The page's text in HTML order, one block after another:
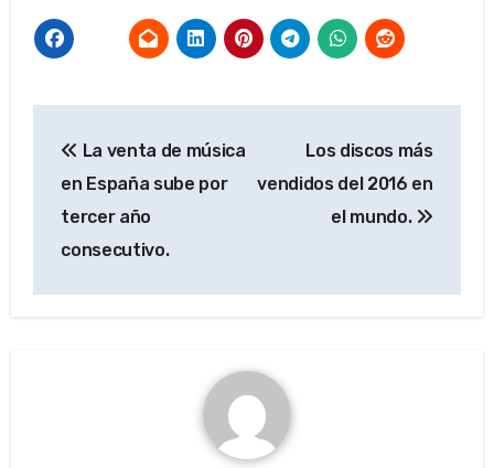
de
entradas
La venta de música
en España sube por
tercer año
consecutivo.
Los discos más
vendidos del 2016 en
el mundo.